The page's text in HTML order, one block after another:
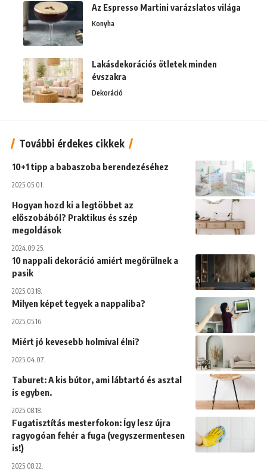
Az Espresso Martini varázslatos világa
Konyha
Lakásdekorációs ötletek minden
évszakra
Dekoráció
További érdekes cikkek
10+1 tipp a babaszoba berendezéséhez
2025.05.01.
Hogyan hozd ki a legtöbbet az
előszobából? Praktikus és szép
megoldások
2024.09.25.
10 nappali dekoráció amiért megőrülnek a
pasik
2025.03.18.
Milyen képet tegyek a nappaliba?
2025.05.16.
Miért jó kevesebb holmival élni?
2025.04.07.
Taburet: A kis bútor, ami lábtartó és asztal
is egyben.
2025.08.18.
Fugatisztítás mesterfokon: Így lesz újra
ragyogóan fehér a fuga (vegyszermentesen
is!)
2025.08.22.